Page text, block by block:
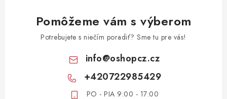
Pomôžeme vám s výberom
Potrebujete s niečím poradiť? Sme tu pre vás!
info@oshopcz.cz
+420722985429
PO - PIA 9:00 - 17:00